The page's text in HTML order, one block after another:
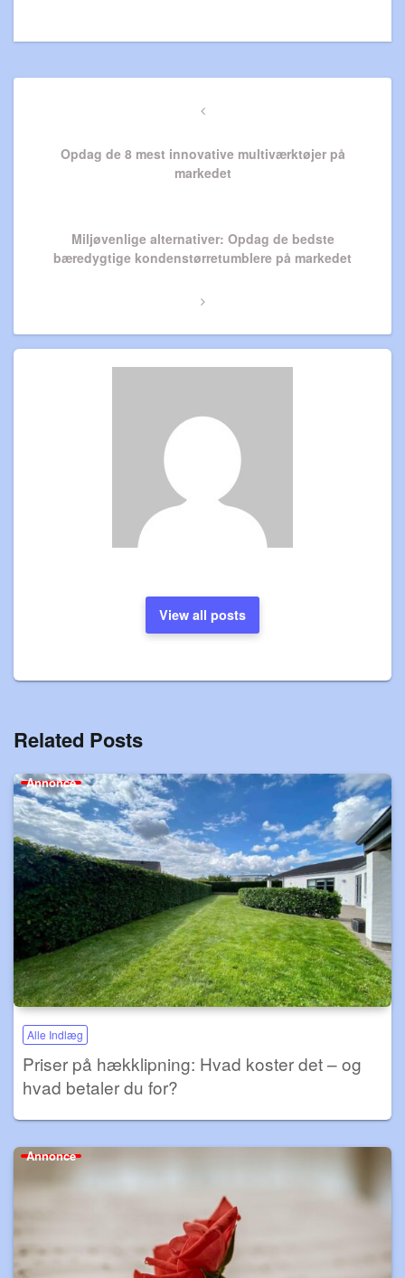
Previous
Opdag de 8 mest innovative multiværktøjer på
markedet
Post
Miljøvenlige alternativer: Opdag de bedste
bæredygtige kondenstørretumblere på markedet
View all posts
Related Posts
Annonce
Alle Indlæg
Priser på hækklipning: Hvad koster det – og
hvad betaler du for?
Annonce